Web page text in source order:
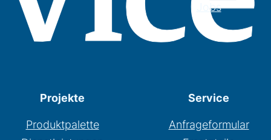
Jobs
Projekte
Produktpalette
Service
Anfrageformular